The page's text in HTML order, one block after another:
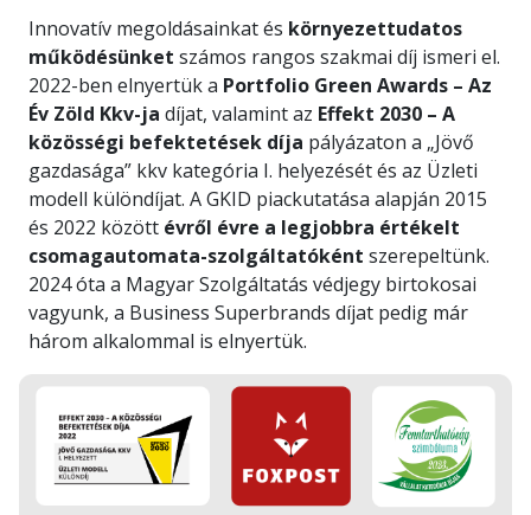
Innovatív megoldásainkat és környezettudatos
működésünket számos rangos szakmai díj ismeri el.
2022-ben elnyertük a Portfolio Green Awards – Az
Év Zöld Kkv-ja díjat, valamint az Effekt 2030 – A
közösségi befektetések díja pályázaton a „Jövő
gazdasága” kkv kategória I. helyezését és az Üzleti
modell különdíjat. A GKID piackutatása alapján 2015
és 2022 között évről évre a legjobbra értékelt
csomagautomata-szolgáltatóként szerepeltünk.
2024 óta a Magyar Szolgáltatás védjegy birtokosai
vagyunk, a Business Superbrands díjat pedig már
három alkalommal is elnyertük.